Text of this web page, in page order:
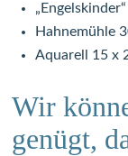
„Engelskinder“
Hahnemühle
Aquarell 15 x
Wir
genügt,